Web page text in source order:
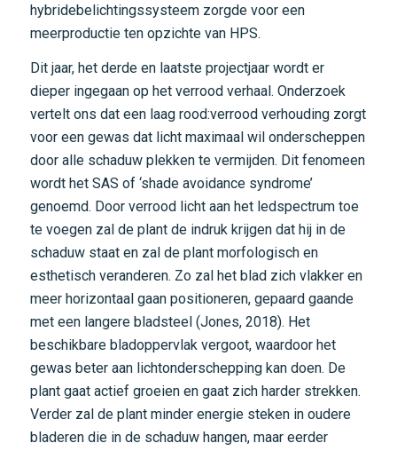
hybridebelichtingssysteem zorgde voor een
meerproductie ten opzichte van HPS.
Dit jaar, het derde en laatste projectjaar wordt er
dieper ingegaan op het verrood verhaal. Onderzoek
vertelt ons dat een laag rood:verrood verhouding zorgt
voor een gewas dat licht maximaal wil onderscheppen
door alle schaduw plekken te vermijden. Dit fenomeen
wordt het SAS of ‘shade avoidance syndrome’
genoemd. Door verrood licht aan het ledspectrum toe
te voegen zal de plant de indruk krijgen dat hij in de
schaduw staat en zal de plant morfologisch en
esthetisch veranderen. Zo zal het blad zich vlakker en
meer horizontaal gaan positioneren, gepaard gaande
met een langere bladsteel (Jones, 2018). Het
beschikbare bladoppervlak vergoot, waardoor het
gewas beter aan lichtonderschepping kan doen. De
plant gaat actief groeien en gaat zich harder strekken.
Verder zal de plant minder energie steken in oudere
bladeren die in de schaduw hangen, maar eerder